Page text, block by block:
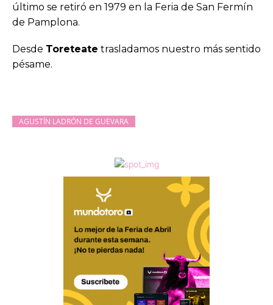
último se retiró en 1979 en la Feria de San Fermín
de Pamplona.
Desde Toreteate trasladamos nuestro más sentido
pésame.
AGUSTÍN LADRÓN DE GUEVARA